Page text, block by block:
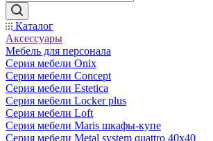
Каталог
Аксессуары
Мебель для персонала
Серия мебели Onix
Серия мебели Concept
Серия мебели Estetica
Серия мебели Locker plus
Серия мебели Loft
Серия мебели Maris шкафы-купе
Серия мебели Metal system quattro 40x40